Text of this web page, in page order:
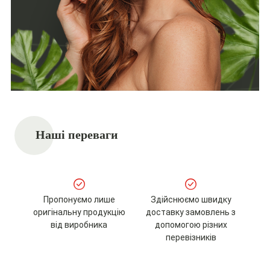
Наші переваги
Пропонуємо лише
оригінальну продукцію
від виробника
Здійснюємо швидку
доставку замовлень з
допомогою різних
перевізників